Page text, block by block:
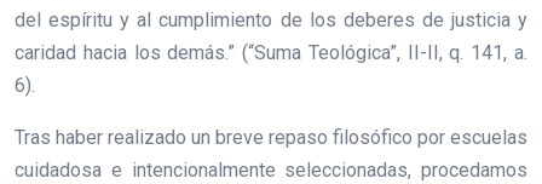
del espíritu y al cumplimiento de los deberes de justicia y
caridad hacia los demás.” (“Suma Teológica”, II-II, q. 141, a.
6).
Tras haber realizado un breve repaso filosófico por escuelas
cuidadosa e intencionalmente seleccionadas, procedamos